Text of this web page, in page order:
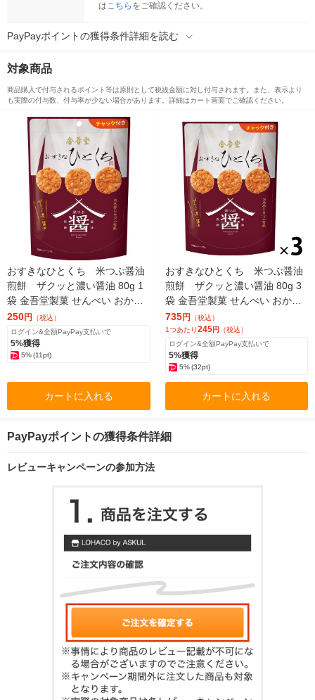
はこちら をご確認ください。
PayPayポイントの獲得条件詳細を読む
対象商品
商品購入で付与されるポイント等は原則として税抜金額に対し付与されます。また、表示より
も実際の付与数、付与率が少ない場合があります。詳細はカート画面でご確認ください。
おすきなひとくち 米つぶ醤油
煎餅 ザクッと濃い醤油 80g 1
袋 金吾堂製菓 せんべい おかき
チャック付
250円 （税込）
ログイン&全額PayPay支払いで
5%獲得
5%(11pt)
カートに入れる
おすきなひとくち 米つぶ醤油
煎餅 ザクッと濃い醤油 80g 3
袋 金吾堂製菓 せんべい おかき
チャック付
735円 （税込）
1つあたり245円 （税込）
ログイン&全額PayPay支払いで
5%獲得
5% (32pt)
カートに入れる
PayPayポイントの獲得条件詳細
レビューキャンペーンの参加方法